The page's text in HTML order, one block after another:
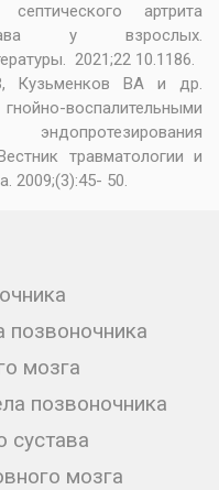
артрита
у взрослых.
2021;22 10.1186.
Кузьменков ВА и др.
воспалительными
травматологии и
2009;(3):45- 50.
мозга
позвоночника
сустава
мозга